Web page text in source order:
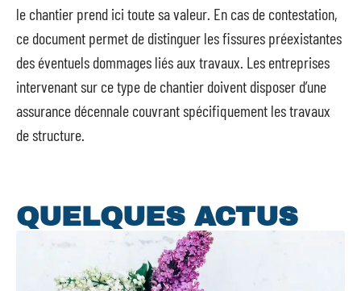
le chantier prend ici toute sa valeur. En cas de contestation,
ce document permet de distinguer les fissures préexistantes
des éventuels dommages liés aux travaux. Les entreprises
intervenant sur ce type de chantier doivent disposer d’une
assurance décennale couvrant spécifiquement les travaux
de structure.
QUELQUES ACTUS